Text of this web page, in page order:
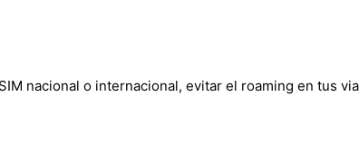
nacional o internacional, evitar el roaming en tus